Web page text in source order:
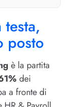
posto
è la partita
dei
a fronte di